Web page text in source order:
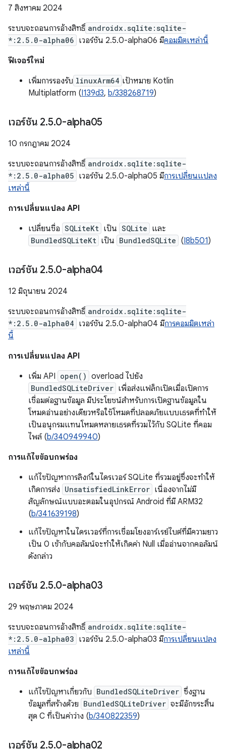
7 สิงหาคม 2024
ระบบจะถอนการอ้างสิทธิ์ androidx.sqlite:sqlite-
*:2.5.0-alpha06 เวอร์ชัน 2.5.0-alpha06 มีคอมมิตเหล่านี้
ฟีเจอร์ใหม่
เพิ่มการรองรับ linuxArm64 เป้าหมาย Kotlin
Multiplatform (I139d3, b/338268719)
เวอร์ชัน 2.5.0-alpha05
10 กรกฎาคม 2024
ระบบจะถอนการอ้างสิทธิ์ androidx.sqlite:sqlite-
*:2.5.0-alpha05 เวอร์ชัน 2.5.0-alpha05 มีการเปลี่ยนแปลง
เหล่านี้
การเปลี่ยนแปลง API
เปลี่ยนชื่อ SQLiteKt เป็น SQLite และ
BundledSQLiteKt เป็น BundledSQLite (I8b501)
เวอร์ชัน 2.5.0-alpha04
12 มิถุนายน 2024
ระบบจะถอนการอ้างสิทธิ์ androidx.sqlite:sqlite-
*:2.5.0-alpha04 เวอร์ชัน 2.5.0-alpha04 มีการคอมมิตเหล่า
นี้
การเปลี่ยนแปลง API
เพิ่ม API open() overload ไปยัง
BundledSQLiteDriver เพื่อส่งแฟล็กเปิดเมื่อเปิดการ
เชื่อมต่อฐานข้อมูล มีประโยชน์สำหรับการเปิดฐานข้อมูลใน
โหมดอ่านอย่างเดียวหรือใช้โหมดที่ปลอดภัยแบบเธรดที่ทำให้
เป็นอนุกรมแทนโหมดหลายเธรดที่รวมไว้กับ SQLite ที่คอม
ไพล์ (b/340949940)
การแก้ไขข้อบกพร่อง
แก้ไขปัญหาการลิงก์ในไดรเวอร์ SQLite ที่รวมอยู่ซึ่งจะทำให้
เกิดการส่ง UnsatisfiedLinkError เนื่องจากไม่มี
สัญลักษณ์แบบอะตอมในอุปกรณ์ Android ที่มี ARM32
(b/341639198)
แก้ไขปัญหาในไดรเวอร์ที่การเชื่อมโยงอาร์เรย์ไบต์ที่มีความยาว
เป็น 0 เข้ากับคอลัมน์จะทำให้เกิดค่า Null เมื่ออ่านจากคอลัมน์
ดังกล่าว
เวอร์ชัน 2.5.0-alpha03
29 พฤษภาคม 2024
ระบบจะถอนการอ้างสิทธิ์ androidx.sqlite:sqlite-
*:2.5.0-alpha03 เวอร์ชัน 2.5.0-alpha03 มีการเปลี่ยนแปลง
เหล่านี้
การแก้ไขข้อบกพร่อง
แก้ไขปัญหาเกี่ยวกับ BundledSQLiteDriver ซึ่งฐาน
ข้อมูลที่สร้างด้วย BundledSQLiteDriver จะมีอักขระสิ้น
สุด C ที่เป็นค่าว่าง (b/340822359)
เวอร์ชัน 2.5.0-alpha02